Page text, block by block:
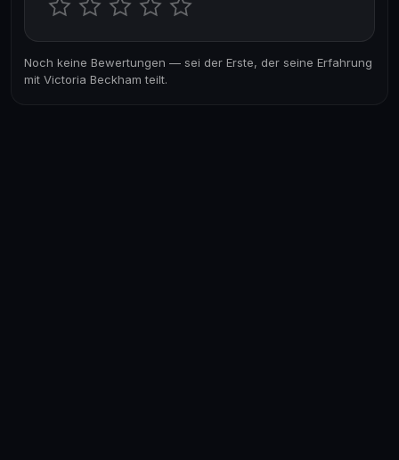
Noch keine Bewertungen — sei der Erste, der seine Erfahrung
mit Victoria Beckham teilt.